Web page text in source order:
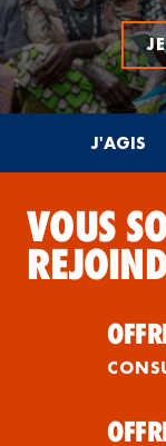
J'AGIS
VOUS